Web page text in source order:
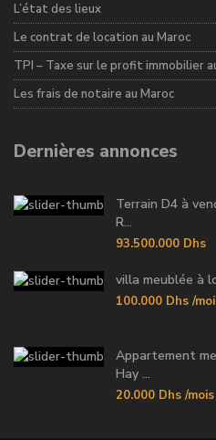
L’état des lieux
Le contrat de location au Maroc
TPI – Taxe sur le profit immobilier
Les frais de notaire au Maroc
Dernières annonces
Terrain D4 à
R...
93.500.000 Dhs
villa meublée à
100.000 Dhs /
Appartement
Hay ...
20.000 Dhs /mois